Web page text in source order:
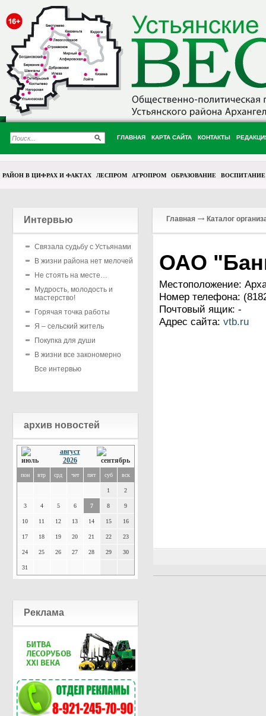
ГЛАВНАЯ КАРТА САЙТА КОНТАКТЫ
РАЙОН В ЦИФРАХ И ФАКТАХ ЛЕСПРОМ АГРОПРОМ ОБРАЗОВАНИЕ ВОСПИТАНИЕ
Интервью
Связала судьбу с Устьянами
В жизни района нет мелочей
Не стоять на месте…
Мудрость, молодость и
мастерство!
Горячая точка работы
Я – сельский житель
Покупка для души
В жизни все закономерно
Все интервью
архив новостей
август
2026
пон втр срд чет пят суб вск
1 2
3 4 5 6 7 8 9
10 11 12 13 14 15 16
17 18 19 20 21 22 23
24 25 26 27 28 29 30
31
Реклама
Главная Каталог
ОАО
Местоположение:
Номер телефона:
Почтовый ящик: -
Адрес сайта: vtb.ru